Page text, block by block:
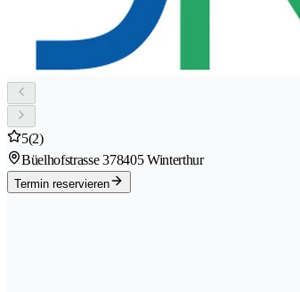
5(2)
Büelhofstrasse 378405 Winterthur
Termin reservieren